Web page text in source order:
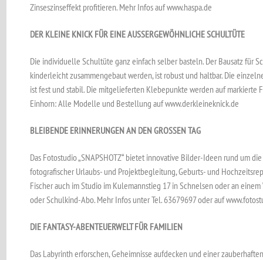
Zinseszinseffekt profitieren. Mehr Infos auf www.haspa.de
DER KLEINE KNICK FÜR EINE AUSSERGEWÖHNLICHE SCHULTÜTE
Die individuelle Schultüte ganz einfach selber basteln. Der Bausatz für
kinderleicht zusammengebaut werden, ist robust und haltbar. Die
ist fest und stabil. Die mitgelieferten Klebepunkte werden auf markierte
Einhorn: Alle Modelle und Bestellung auf www.derkleineknick.de
BLEIBENDE ERINNERUNGEN AN DEN GROSSEN TAG
Das Fotostudio „SNAPSHOTZ“ bietet innovative Bilder-Ideen rund um
fotografischer Urlaubs- und Projektbegleitung, Geburts- und
Fischer auch im Studio im Kulemannstieg 17 in Schnelsen oder an
oder Schulkind-Abo. Mehr Infos unter Tel. 63679697 oder auf
DIE FANTASY-ABENTEUERWELT FÜR FAMILIEN
Das Labyrinth erforschen, Geheimnisse aufdecken und einer